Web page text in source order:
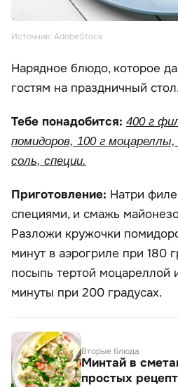
Источник: AdobeStock
Нарядное блюдо, которое
гостям на праздничный стол.
Тебе понадобится: 400 г
помидоров, 100 г
соль, специи.
Приготовление: Натри
специями, и смажь
Разложи кружочки
минут в аэрогриле при 180
посыпь тертой моцареллой
минуты при 200 градусах.
Вторые блюда
Минтай в
простых